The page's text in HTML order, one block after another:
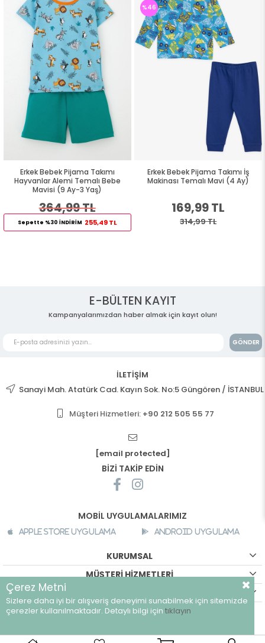
Erkek Bebek Pijama Takımı
Hayvanlar Alemi Temalı Bebe
Mavisi (9 Ay-3 Yaş)
364,99 TL
Sepette %30 İNDİRİM 255,49 TL
Erkek Bebek Pijama Takımı İş
Makinası Temalı Mavi (4 Ay)
169,99 TL
314,99 TL
%46
E-BÜLTEN KAYIT
Kampanyalarımızdan haber almak için kayıt olun!
GÖNDER
İLETİŞİM
Sanayi Mah. Atatürk Cad. Kayın Sok. No:5 Güngören / İSTANBUL
Müşteri Hizmetleri: +90 212 505 55 77
[email protected]
BİZİ TAKİP EDİN
MOBİL UYGULAMALARIMIZ
Apple Store Uygulama Android Uygulama
KURUMSAL
MÜŞTERİ HİZMETLERİ
©breeze.com.tr - Tüm hakları saklıdır.
Çerez Metni
Sizlere daha iyi bir alışveriş deneyimi sunabilmek için sitemizde
çerezler kullanılmaktadır. Detaylı bilgi için tıklayın